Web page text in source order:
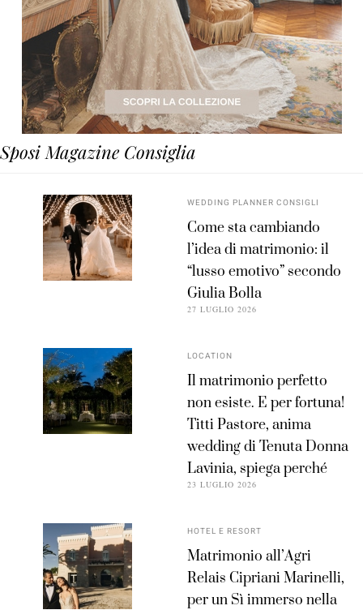
Sposi Magazine Consiglia
WEDDING PLANNER CONSIGLI
Come sta cambiando
l’idea di matrimonio: il
“lusso emotivo” secondo
Giulia Bolla
27 LUGLIO 2026
LOCATION
Il matrimonio perfetto
non esiste. E per fortuna!
Titti Pastore, anima
wedding di Tenuta Donna
Lavinia, spiega perché
23 LUGLIO 2026
HOTEL E RESORT
Matrimonio all’Agri
Relais Cipriani Marinelli,
per un Sì immerso nella